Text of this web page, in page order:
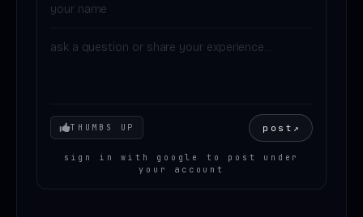
Your mood
THUMBS UP post ↗
sign in with google to post under
your account